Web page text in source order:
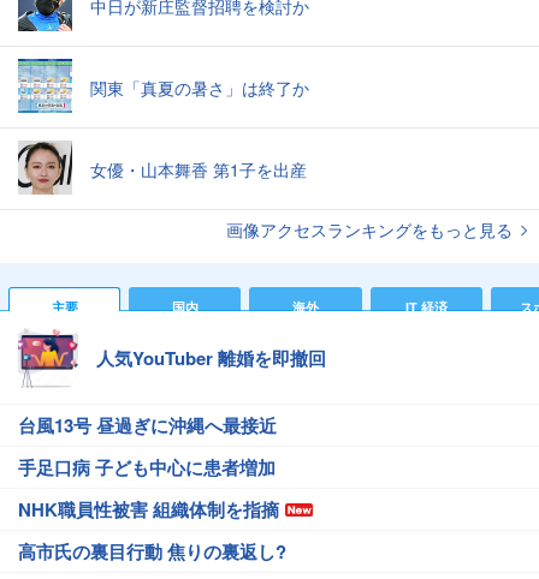
中日が新庄監督招聘を検討か
関東「真夏の暑さ」は終了か
女優・山本舞香 第1子を出産
画像アクセスランキングをもっと見る
主要 国内 海外 IT 経済 ス
人気YouTuber 離婚を即撤回
台風13号 昼過ぎに沖縄へ最接近
手足口病 子ども中心に患者増加
NHK職員性被害 組織体制を指摘
高市氏の裏目行動 焦りの裏返し?